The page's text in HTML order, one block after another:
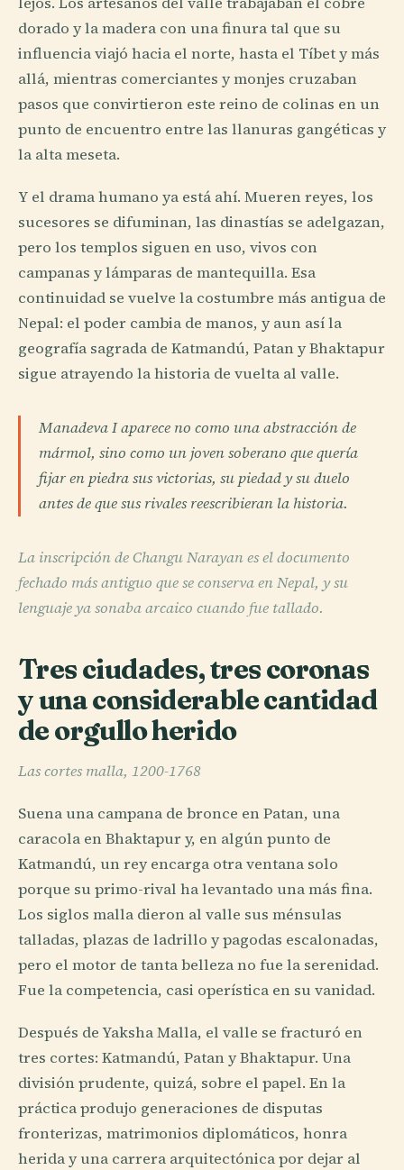
dorado y la madera con una finura tal que su
influencia viajó hacia el norte, hasta el Tíbet y más
allá, mientras comerciantes y monjes cruzaban
pasos que convirtieron este reino de colinas en un
punto de encuentro entre las llanuras gangéticas y
la alta meseta.
Y el drama humano ya está ahí. Mueren reyes, los
sucesores se difuminan, las dinastías se adelgazan,
pero los templos siguen en uso, vivos con
campanas y lámparas de mantequilla. Esa
continuidad se vuelve la costumbre más antigua de
Nepal: el poder cambia de manos, y aun así la
geografía sagrada de Katmandú, Patan y Bhaktapur
sigue atrayendo la historia de vuelta al valle.
Manadeva I aparece no como una abstracción de
mármol, sino como un joven soberano que quería
fijar en piedra sus victorias, su piedad y su duelo
antes de que sus rivales reescribieran la historia.
La inscripción de Changu Narayan es el documento
fechado más antiguo que se conserva en Nepal, y su
lenguaje ya sonaba arcaico cuando fue tallado.
Tres ciudades, tres coronas
y una considerable cantidad
de orgullo herido
Las cortes malla, 1200-1768
Suena una campana de bronce en Patan, una
caracola en Bhaktapur y, en algún punto de
Katmandú, un rey encarga otra ventana solo
porque su primo-rival ha levantado una más fina.
Los siglos malla dieron al valle sus ménsulas
talladas, plazas de ladrillo y pagodas escalonadas,
pero el motor de tanta belleza no fue la serenidad.
Fue la competencia, casi operística en su vanidad.
Después de Yaksha Malla, el valle se fracturó en
tres cortes: Katmandú, Patan y Bhaktapur. Una
división prudente, quizá, sobre el papel. En la
práctica produjo generaciones de disputas
fronterizas, matrimonios diplomáticos, honra
herida y una carrera arquitectónica por dejar al